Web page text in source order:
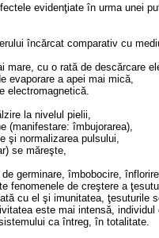
evidenţiate în urma unei
încărcat comparativ cu
mare, cu o rată de descărcare
evaporare a apei mai mică,
electromagnetică.
la nivelul pielii,
(manifestare: îmbujorarea),
şi normalizarea pulsului,
se măreşte,
germinare, îmbobocire,
fenomenele de creştere a
cu el şi imunitatea, ţesuturile
este mai intensă, individul
ca întreg, în totalitate.